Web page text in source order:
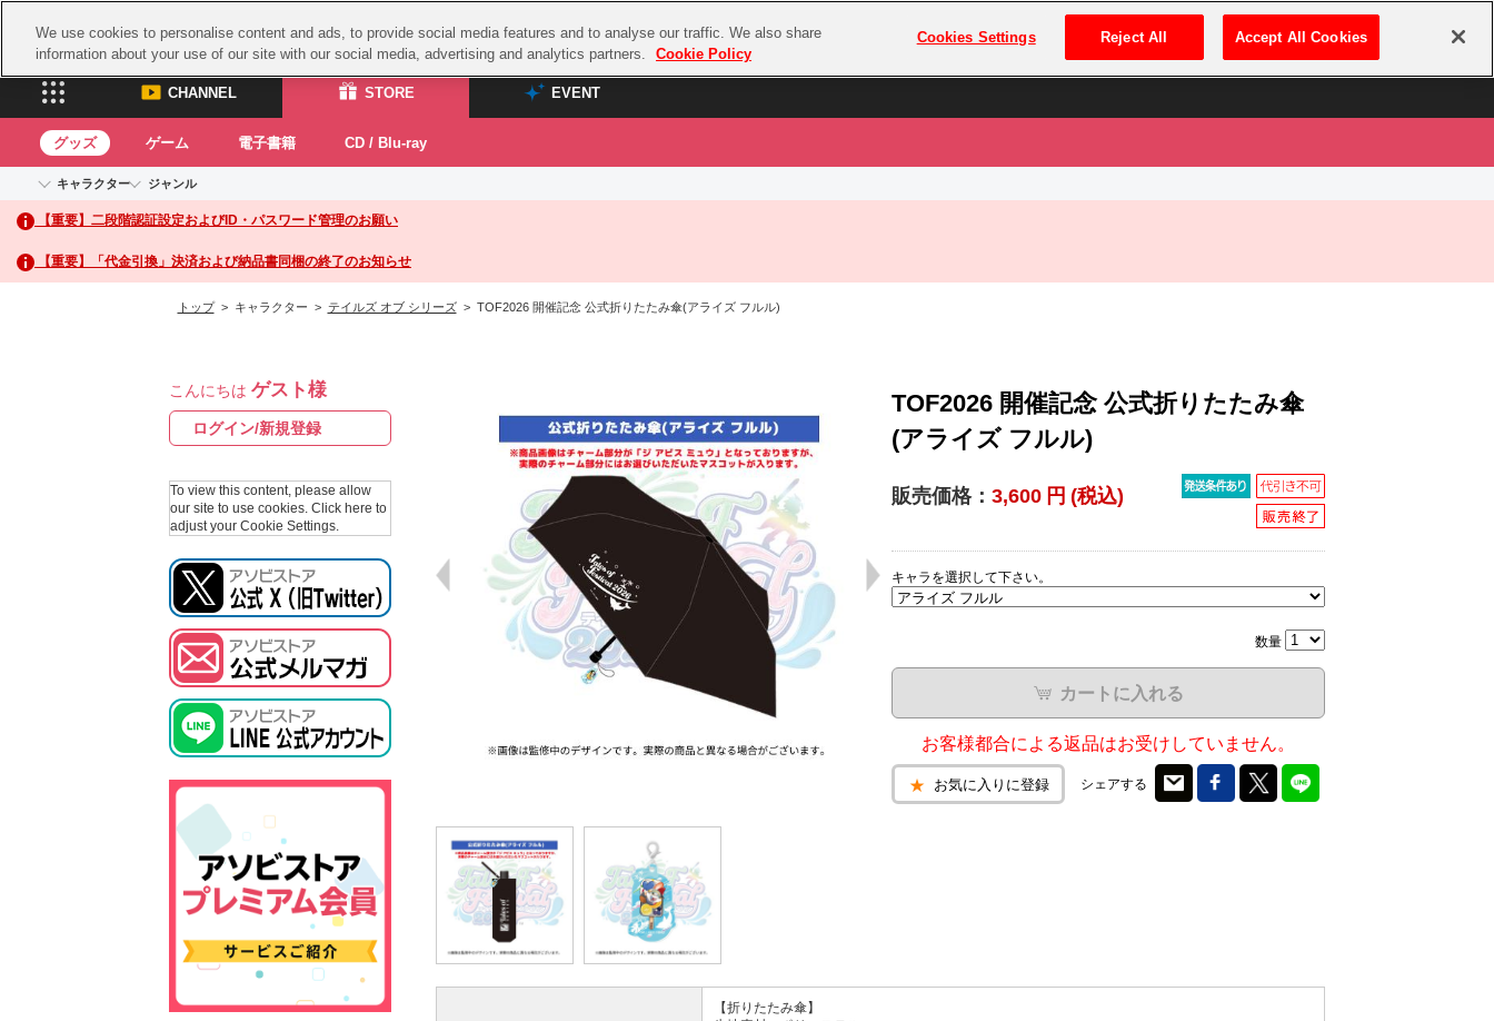
プレミアム会員とは ログイン・新規登録
CHANNEL STORE EVENT
CHANNEL
ASOBI CHANNEL TOP
STORE
ASOBI STORE TOP
グッズ
EVENT
ASOBI STAGE
グッズ ゲーム 電子書籍 CD / Blu-ray
キャラクター
アイドルマスターシリーズ
アイドルマスター
アイドルマスター シンデレラガールズ
アイドルマスター ミリオンライブ！
プロジェクトアイマス ヴイアライヴ
テイルズ オブ シリーズ
ガンダムシリーズ
ドラゴンボール
ラブライブ！サンシャイン‼
ラブライブ！虹ヶ咲学園スクールアイドル同好会
ジャンル
イベントグッズ
トイ・ホビー
【重要】二段階認証設定およびID・パスワード管理のお願い
【重要】「代金引換」決済および納品書同梱の終了のお知らせ
トップ> キャラクター > テイルズ オブ シリーズ> TOF2026 開催記念 公式折りたたみ傘(アライズ フルル)
こんにちは ゲスト様
ログイン/新規登録
To view this content, please allow
our site to use cookies. Click here to
adjust your Cookie Settings.
TOF2026 開催記念 公式折りたたみ傘
(アライズ フルル)
販売価格： 3,600 円 (税込)
キャラを選択して下さい。
数量
カートに入れる
お客様都合による返品はお受けしていません。
お気に入りに登録 シェアする
【折りたたみ傘】
We use cookies to personalise content and ads, to provide social media features and to analyse our traffic. We also share
information about your use of our site with our social media, advertising and analytics partners.
Cookie Policy
Cookies Settings Reject All Accept All Cookies